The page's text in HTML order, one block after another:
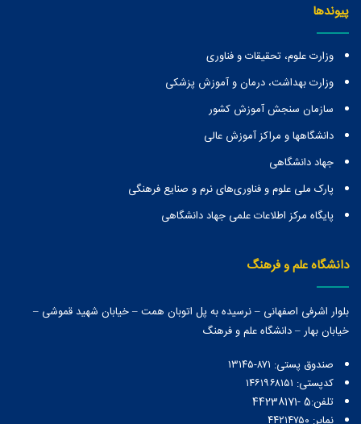
پیوندها
وزارت علوم، تحقیقات و فناوری
وزارت بهداشت، درمان و آموزش پزشکی
سازمان سنجش آموزش کشور
دانشگاهها و مراكز آموزش عالی
جهاد دانشگاهی
پارک ملی علوم و فناوری‌های نرم و صنایع فرهنگی
پایگاه مرکز اطلاعات علمی جهاد دانشگاهی
دانشگاه علم و فرهنگ
بلوار اشرفی اصفهانی – نرسیده به پل اتوبان همت – خیابان شهید قموشی –
خیابان بهار – دانشگاه علم و فرهنگ
صندوق پستی:‌ ۸۷۱-۱۳۱۴۵
کدپستی: ۱۴۶۱۹۶۸۱۵۱
تلفن:5 -44238171